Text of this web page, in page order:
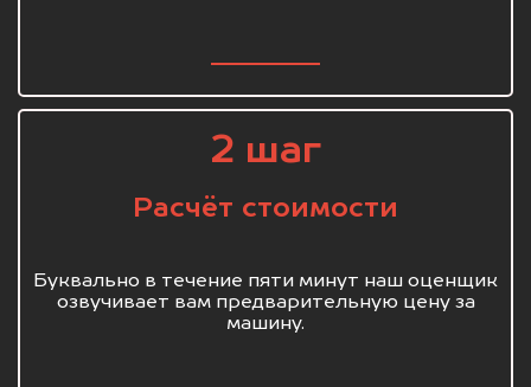
2 шаг
Расчёт стоимости
Буквально в течение пяти минут наш оценщик
озвучивает вам предварительную цену за
машину.